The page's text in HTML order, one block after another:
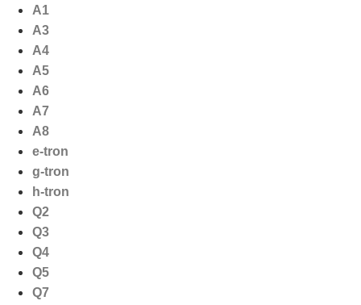
naar
inhoud
A1
A3
A4
A5
A6
A7
A8
e-tron
g-tron
h-tron
Q2
Q3
Q4
Q5
Q7